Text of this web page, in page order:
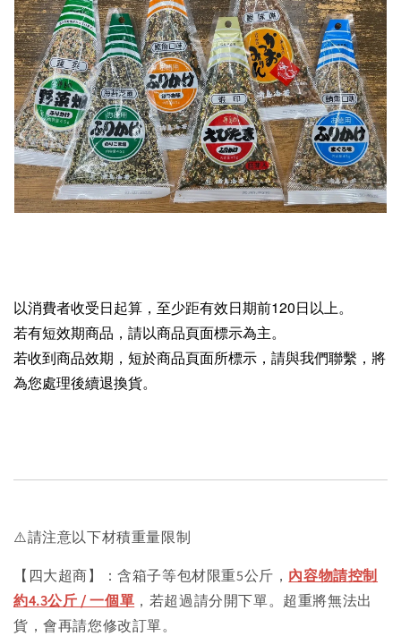
以消費者收受日起算，至少距有效日期前120日以上。
若有短效期商品，請以商品頁面標示為主。
若收到商品效期，短於商品頁面所標示，請與我們聯繫，將
為您處理後續退換貨。
⚠️請注意以下材積重量限制
【四大超商】：含箱子等包材限重5公斤， 內容物請控制
約4.3公斤 / 一個單 ，若超過請分開下單。超重將無法出
貨，會再請您修改訂單。